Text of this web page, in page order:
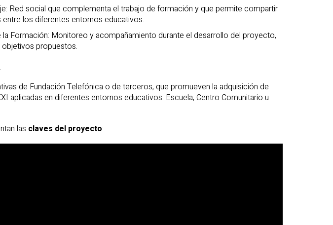
Red social que complementa el trabajo de formación y que permite compartir
los diferentes entornos educativos.
Formación: Monitoreo y acompañamiento durante el desarrollo del proyecto,
propuestos.
de Fundación Telefónica o de terceros, que promueven la adquisición de
aplicadas en diferentes entornos educativos: Escuela, Centro Comunitario u
las claves del proyecto: